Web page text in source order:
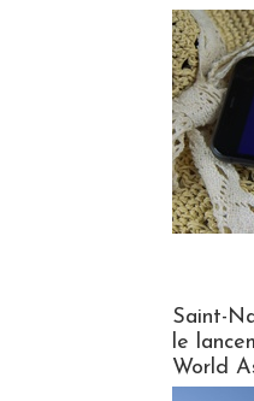
Saint-
le
World